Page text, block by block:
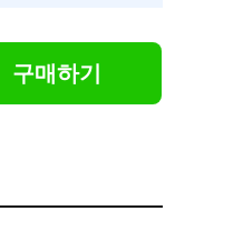
구매하기